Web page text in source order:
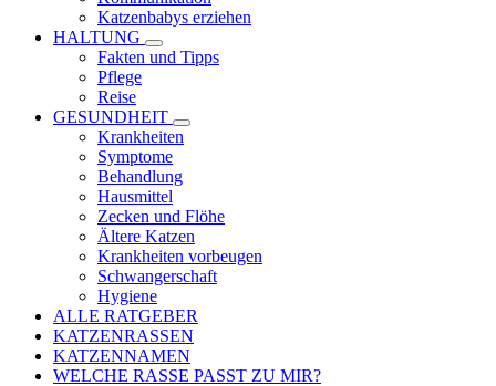
Katzenbabys erziehen
HALTUNG
Fakten und Tipps
Pflege
Reise
GESUNDHEIT
Krankheiten
Symptome
Behandlung
Hausmittel
Zecken und Flöhe
Ältere Katzen
Krankheiten vorbeugen
Schwangerschaft
Hygiene
ALLE RATGEBER
KATZENRASSEN
KATZENNAMEN
WELCHE RASSE PASST ZU MIR?